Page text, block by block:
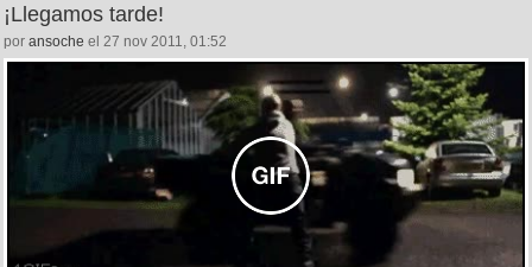
¡Llegamos tarde!
por ansoche el 27 nov 2011, 01:52